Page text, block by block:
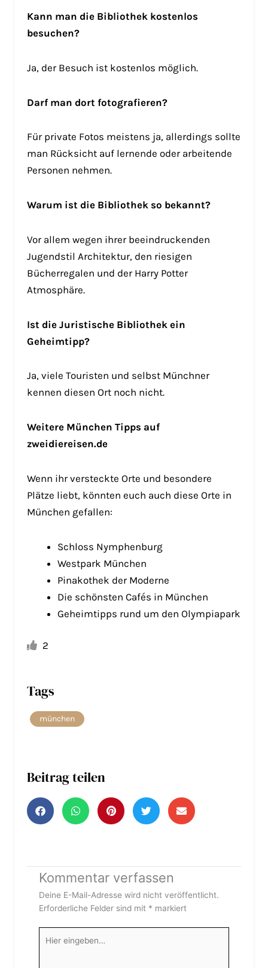
Kann man die Bibliothek kostenlos
besuchen?
Ja, der Besuch ist kostenlos möglich.
Darf man dort fotografieren?
Für private Fotos meistens ja, allerdings sollte
man Rücksicht auf lernende oder arbeitende
Personen nehmen.
Warum ist die Bibliothek so bekannt?
Vor allem wegen ihrer beeindruckenden
Jugendstil Architektur, den riesigen
Bücherregalen und der Harry Potter
Atmosphäre.
Ist die Juristische Bibliothek ein
Geheimtipp?
Ja, viele Touristen und selbst Münchner
kennen diesen Ort noch nicht.
Weitere München Tipps auf
zweidiereisen.de
Wenn ihr versteckte Orte und besondere
Plätze liebt, könnten euch auch diese Orte in
München gefallen:
Schloss Nymphenburg
Westpark München
Pinakothek der Moderne
Die schönsten Cafés in München
Geheimtipps rund um den Olympiapark
2
Tags
münchen
Beitrag teilen
Kommentar verfassen
Deine E-Mail-Adresse wird nicht veröffentlicht.
Erforderliche Felder sind mit * markiert
eingeben…